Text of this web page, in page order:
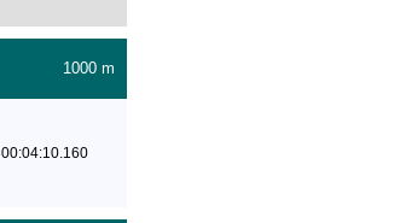
1000 m
00:04:10.160